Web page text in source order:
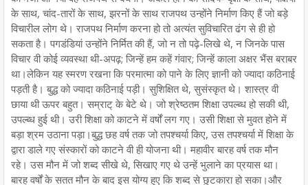
के साथ, चांद-तारों के साथ, झरनों के साथ राजपथ उन्होंने निर्माण किए हैं जो बड़े
विचारील लोग थे। राजपथ निर्माण करना हो तो अत्यंत सुविचारित ढंग से ही हो
सकता है। पगडंडियां उन्होंने निर्मित की हैं, जो न तो पढ़े-लिखे थे, न जिनके पास
विचार वी कोई व्यवस्था थी-अपढ़; जिन्हें हम कहें गंवार; जिन्हें काला अक्षर भैंस बराबर
था।लेकिन यह स्मरण रखना कि परमात्मा को पाने के लिए ज्ञानी को ज्यादा कठिनाई
पड़ती है। बुद्ध को ज्यादा कठिनाई पड़ी। सुशिक्षित थे, सुसंस्कृत थे। शास्त्र वी
छाया थी ऊपर बहुत। सम्राट् के बेटे थे। जो श्रेष्ठतम शिक्षा उपल्ब्ध हो सकी थी,
उपल्ब्ध हुई थी। उरी शिक्षा को काटने में वर्षों लग गए। उसी शिक्षा से मुवत होने में
बड़ा श्रम उठाना पड़ा।बुद्ध छह वर्ष तक जो तपश्चर्या किए, उस तपश्चर्या में शिक्षा के
द्वारा डाले गए संस्कारों को काटने वी ही योजना थी। महावीर बारह वर्ष तक मौन
रहे। उस मौन में जो शब्द सीखे थे, सिखाए गए थे उन्हें भुलाने का प्रयास था।
बारह वर्षों के सतत मौन के बाद इस योग्य हुए कि शब्द से छुटकारा हो सका।और